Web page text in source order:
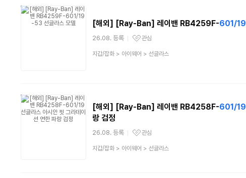
[해외] [Ray-Ban] 레이밴 RB4259F-601/19
26.08. 등록
관심상품
관심
상
지갑/잡화> 아이웨어 > 선글라스
[해외] [Ray-Ban] 레이밴 RB4258F-601/19
랑 검정
26.08. 등록
관심상품
관심
상
지갑/잡화> 아이웨어 > 선글라스